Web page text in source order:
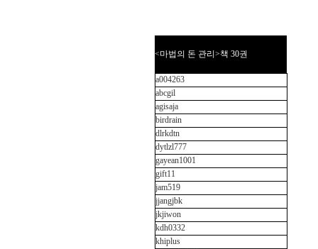
<마법의 돈 관리>책 30권
a004263
abcgil
agisaja
birdrain
dlrkdtn
dytlzl777
gayean1001
gift11
jam519
jjangjbk
jkjiwon
kdh0332
khiplus